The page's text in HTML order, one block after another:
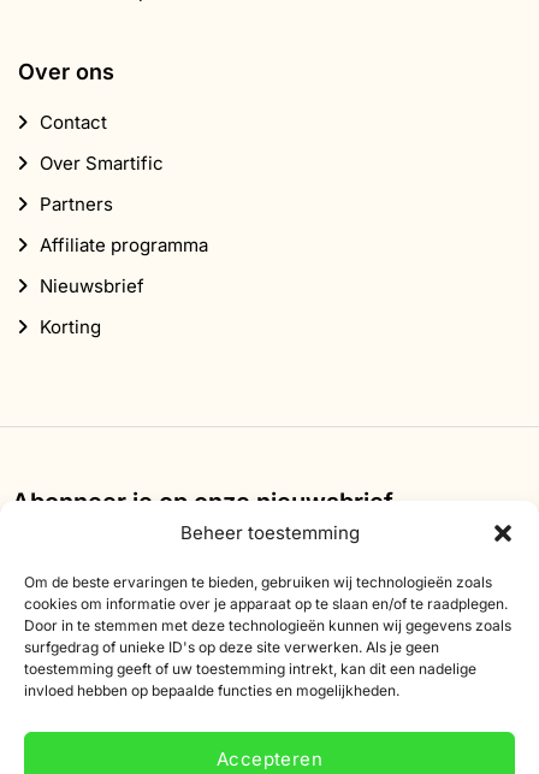
Beheer toestemming
Om de beste ervaringen te bieden, gebruiken wij technologieën zoals
cookies om informatie over je apparaat op te slaan en/of te raadplegen.
Door in te stemmen met deze technologieën kunnen wij gegevens zoals
surfgedrag of unieke ID's op deze site verwerken. Als je geen
toestemming geeft of uw toestemming intrekt, kan dit een nadelige
invloed hebben op bepaalde functies en mogelijkheden.
Accepteren
Over ons
Contact
Over Smartific
Partners
Affiliate programma
Nieuwsbrief
Korting
Abonneer je op onze nieuwsbrief
Schrijf je in voor onze nieuwsbrief en ontvang 10%
korting op je eerste bestelling.
E-
mailadres